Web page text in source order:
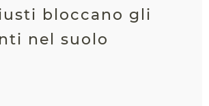
bloccano gli
nel suolo